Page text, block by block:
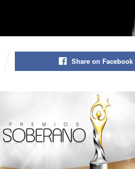
Share on Facebook